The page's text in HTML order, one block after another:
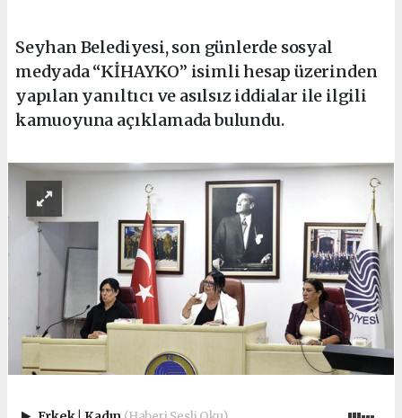
Seyhan Belediyesi, son günlerde sosyal
medyada “KİHAYKO” isimli hesap üzerinden
yapılan yanıltıcı ve asılsız iddialar ile ilgili
kamuoyuna açıklamada bulundu.